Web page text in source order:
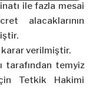
ile fazla mesai
alacaklarının
karar verilmiştir.
tarafından temyiz
Tetkik Hakimi